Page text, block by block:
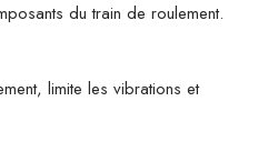
du train de roulement.
limite les vibrations et